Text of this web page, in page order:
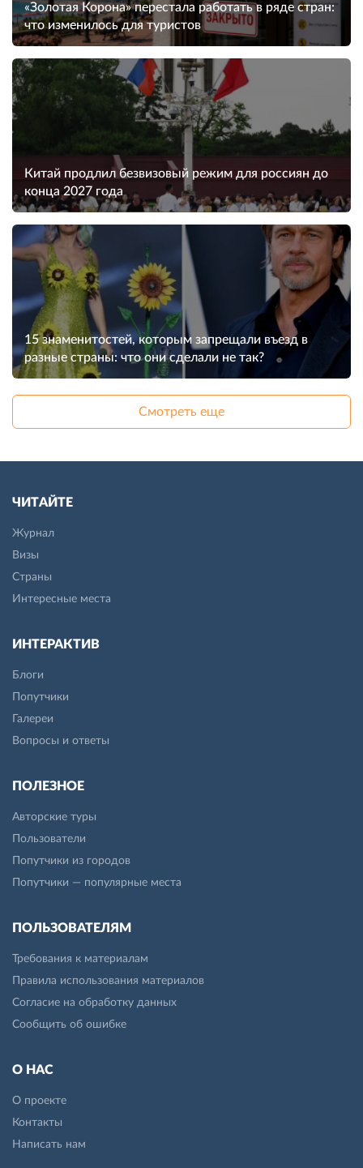
«Золотая Корона» перестала работать в ряде стран:
что изменилось для туристов
Китай продлил безвизовый режим для россиян до
конца 2027 года
15 знаменитостей, которым запрещали въезд в
разные страны: что они сделали не так?
Смотреть еще
ЧИТАЙТЕ
Журнал
Визы
Страны
Интересные места
ИНТЕРАКТИВ
Блоги
Попутчики
Галереи
Вопросы и ответы
ПОЛЕЗНОЕ
Авторские туры
Пользователи
Попутчики из городов
Попутчики — популярные места
ПОЛЬЗОВАТЕЛЯМ
Требования к материалам
Правила использования материалов
Согласие на обработку данных
Сообщить об ошибке
О НАС
О проекте
Контакты
Написать нам